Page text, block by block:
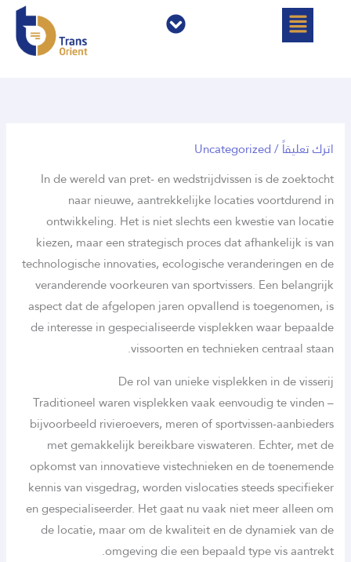
القائمة القائمة
اترك تعليقاً/
Uncategorized
In de wereld van pret- en wedstrijdvissen is de zoektocht
naar nieuwe, aantrekkelijke locaties voortdurend in
ontwikkeling. Het is niet slechts een kwestie van locatie
kiezen, maar een strategisch proces dat afhankelijk is van
technologische innovaties, ecologische veranderingen en de
veranderende voorkeuren van sportvissers. Een belangrijk
aspect dat de afgelopen jaren opvallend is toegenomen, is
de interesse in gespecialiseerde visplekken waar bepaalde
vissoorten en technieken centraal staan.
De rol van unieke visplekken in de visserij
Traditioneel waren visplekken vaak eenvoudig te vinden –
bijvoorbeeld rivieroevers, meren of sportvissen-aanbieders
met gemakkelijk bereikbare viswateren. Echter, met de
opkomst van innovatieve vistechnieken en de toenemende
kennis van visgedrag, worden vislocaties steeds specifieker
en gespecialiseerder. Het gaat nu vaak niet meer alleen om
de locatie, maar om de kwaliteit en de dynamiek van de
omgeving die een bepaald type vis aantrekt.